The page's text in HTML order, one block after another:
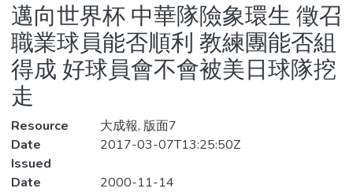
Statistics
邁向世界杯 中華隊險象環生 徵召
職業球員能否順利 教練團能否組
得成 好球員會不會被美日球隊挖
走
Resource
大成報, 版面7
Date
Issued
2017-03-07T13:25:50Z
Date
2000-11-14